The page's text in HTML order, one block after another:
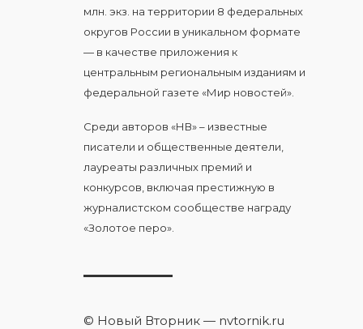
млн. экз. на территории 8 федеральных
округов России в уникальном формате
— в качестве приложения к
центральным региональным изданиям и
федеральной газете «Мир новостей».
Среди авторов «НВ» – известные
писатели и общественные деятели,
лауреаты различных премий и
конкурсов, включая престижную в
журналистском сообществе награду
«Золотое перо».
© Новый Вторник — nvtornik.ru